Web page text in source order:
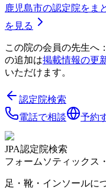
鹿児島市の認定院をま
を見る
この院の会員の先生へ
の追加は掲載情報の更
いただけます。
認定院検索
電話で相談
予約
JPA認定院検索
フォームソティックス
足・靴・インソールに